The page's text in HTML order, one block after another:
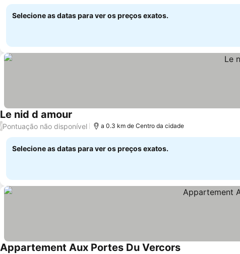
Selecione as datas para ver os preços exatos.
Le nid d amour
/Pontuação não disponível a 0.3 km de Centro da cidade
Selecione as datas para ver os preços exatos.
Appartement Aux Portes Du Vercors